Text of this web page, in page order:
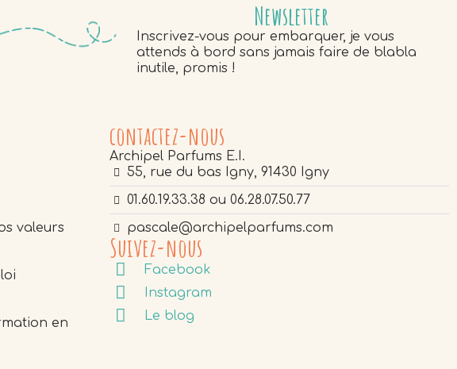
Newsletter
Inscrivez-vous pour embarquer, je vous
attends à bord sans jamais faire de blabla
inutile, promis !
valeurs
en
contactez-nous
Archipel Parfums E.I.
55, rue du bas Igny, 91430 Igny
01.60.19.33.38 ou 06.28.07.50.77
pascale@archipelparfums.com
Suivez-nous
Facebook
Instagram
Le blog